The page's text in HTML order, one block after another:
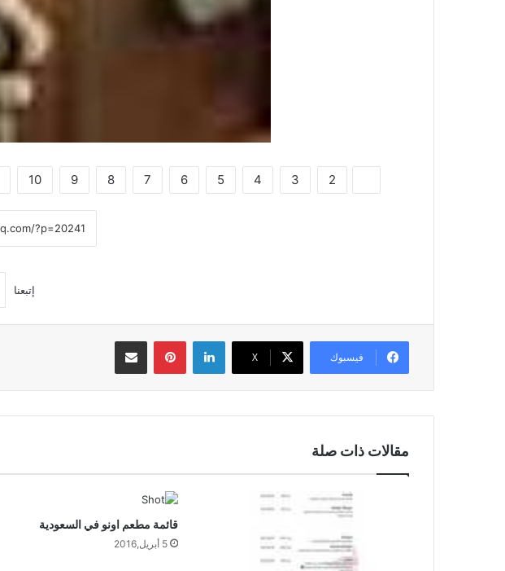
2
3
4
5
6
7
8
9
10
إتبعنا
فيسبوك ‫X
لينكدإن بينتيريستمشاركة عبر البريد
مقالات ذات صلة
قائمة مطعم اونو في السعودية
5 أبريل,2016